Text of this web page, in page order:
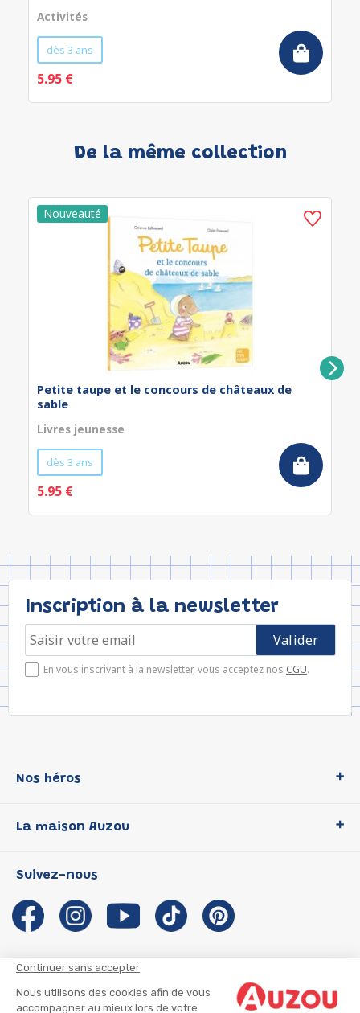
Continuer sans accepter
Nous utilisons des cookies afin de vous
accompagner au mieux lors de votre
Activités
dès 3 ans
5.95 €
De la même collection
Petite taupe et le concours de châteaux de
sable
Livres jeunesse
dès 3 ans
5.95 €
Inscription à la newsletter
En vous inscrivant à la newsletter, vous acceptez nos CGU.
Nos héros
P'tit Loup
Les Influenceuses
Migali
Petite Taupe
La maison Auzou
Notre histoire
Auzou s'engage
Auteurs et illustrateurs Auzou
Suivre mon colis
Suivez-nous
CGU